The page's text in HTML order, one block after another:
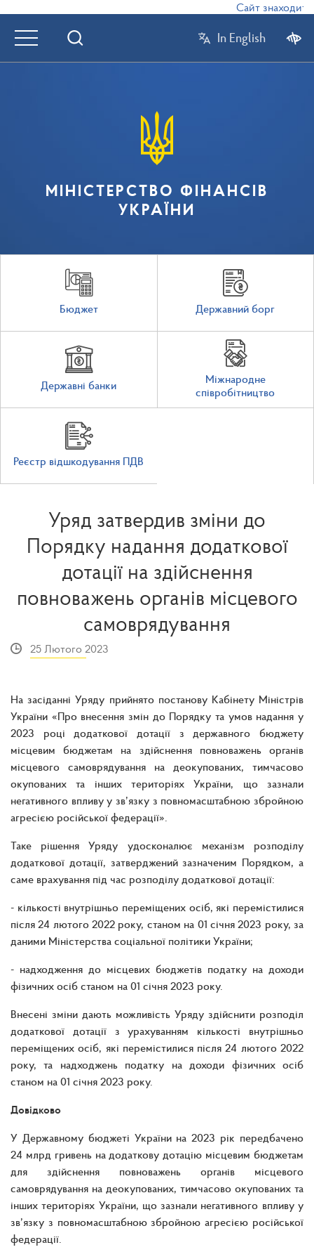
Сайт
In English
МІНІСТЕРСТВО ФІНАНСІВ
УКРАЇНИ
Бюджет Державний борг
Державні банки
Міжнародне
співробітництво
Реєстр відшкодування ПДВ
Уряд затвердив зміни до
Порядку надання додаткової
дотації на здійснення
повноважень органів місцевого
самоврядування
25 Лютого 2023
На засіданні Уряду прийнято постанову Кабінету Міністрів
України «Про внесення змін до Порядку та умов надання у
2023 році додаткової дотації з державного бюджету
місцевим бюджетам на здійснення повноважень органів
місцевого самоврядування на деокупованих, тимчасово
окупованих та інших територіях України, що зазнали
негативного впливу у зв’язку з повномасштабною збройною
агресією російської федерації».
Таке рішення Уряду удосконалює механізм розподілу
додаткової дотації, затверджений зазначеним Порядком, а
саме врахування під час розподілу додаткової дотації:
- кількості внутрішньо переміщених осіб, які перемістилися
після 24 лютого 2022 року, станом на 01 січня 2023 року, за
даними Міністерства соціальної політики України;
- надходження до місцевих бюджетів податку на доходи
фізичних осіб станом на 01 січня 2023 року.
Внесені зміни дають можливість Уряду здійснити розподіл
додаткової дотації з урахуванням кількості внутрішньо
переміщених осіб, які перемістилися після 24 лютого 2022
року, та надходжень податку на доходи фізичних осіб
станом на 01 січня 2023 року.
Довідково
У Державному бюджеті України на 2023 рік передбачено
24 млрд гривень на додаткову дотацію місцевим бюджетам
для здійснення повноважень органів місцевого
самоврядування на деокупованих, тимчасово окупованих та
інших територіях України, що зазнали негативного впливу у
зв’язку з повномасштабною збройною агресією російської
федерації.